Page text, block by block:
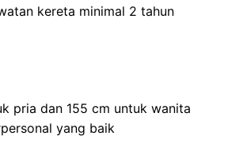
kereta minimal 2 tahun
pria dan 155 cm untuk wanita
yang baik